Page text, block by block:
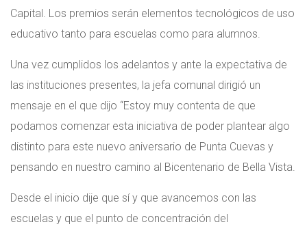
Capital. Los premios serán elementos tecnológicos de uso
educativo tanto para escuelas como para alumnos.
Una vez cumplidos los adelantos y ante la expectativa de
las instituciones presentes, la jefa comunal dirigió un
mensaje en el que dijo “Estoy muy contenta de que
podamos comenzar esta iniciativa de poder plantear algo
distinto para este nuevo aniversario de Punta Cuevas y
pensando en nuestro camino al Bicentenario de Bella Vista.
Desde el inicio dije que sí y que avancemos con las
escuelas y que el punto de concentración del